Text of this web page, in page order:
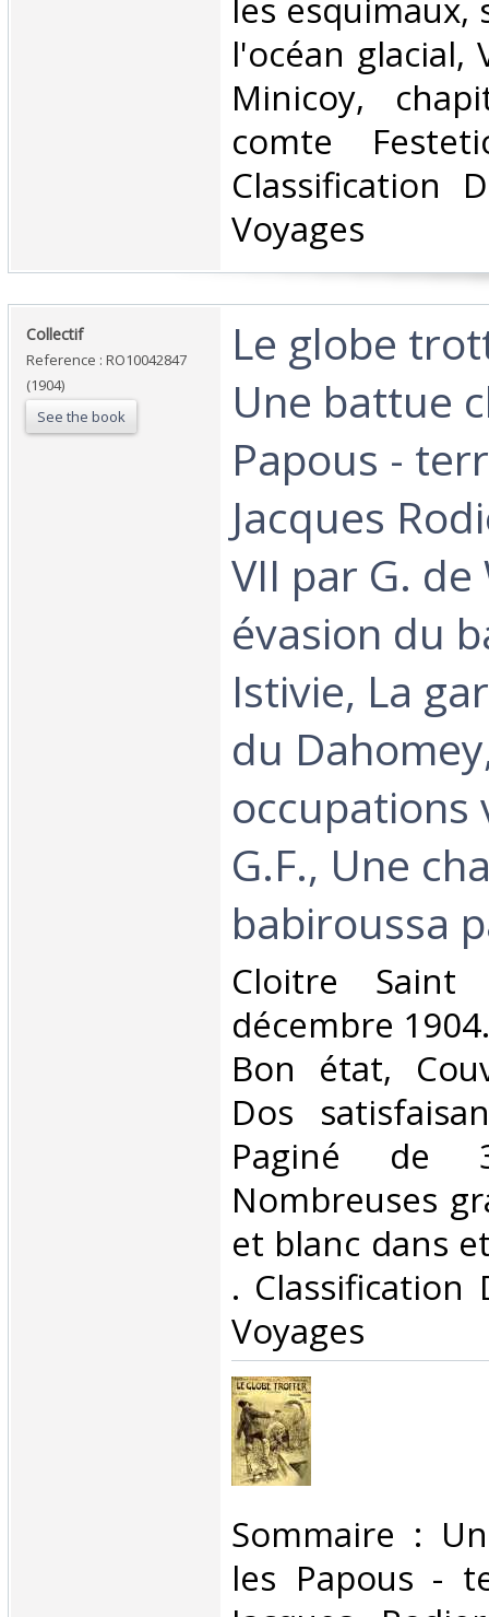
les
l'océan glacial,
Minicoy,
comte
Classification
Voyages‎
‎Collectif‎
Reference : RO10042847
(1904)
See the book
‎Le globe
Une battue
Papous -
Jacques
VII par G.
évasion du
Istivie, La
du
occupations
G.F., Une
babiroussa
‎Cloitre Saint
décembre
Bon état,
Dos
Paginé de
Nombreuses
et blanc dans
. Classification
Voyages‎
‎Sommaire :
les Papous -